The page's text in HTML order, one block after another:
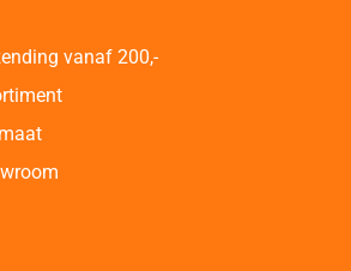
vanaf 200,-